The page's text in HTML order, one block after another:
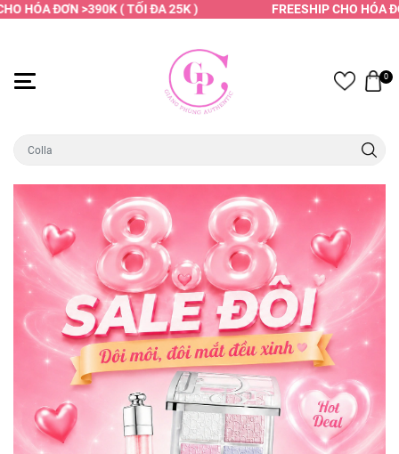
HÓA ĐƠN >390K ( TỐI ĐA 25K ) FREESHIP CHO HÓA
0